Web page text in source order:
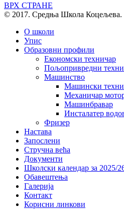
ВРХ СТРАНЕ
© 2017. Средња Школа Коцељева.
О школи
Упис
Образовни профили
Економски техничар
Пољопривредни
Машинство
Машински
Механичар
Машинбравар
Инсталатер
Фризер
Настава
Запослени
Стручна већа
Документи
Школски календар за 2025/
Обавештења
Галерија
Контакт
Корисни линкови